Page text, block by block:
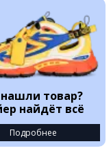
товар?
найдёт всё
Подробнее